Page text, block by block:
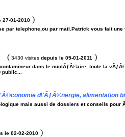
27-01-2010 )
par telephone,ou par mail.Patrick vous fait
3430 visites depuis le 05-01-2011 )
dans le nuclÃƒÂ©aire, toute la
d\'ÃƒÂ©nergie, alimentation
mais aussi de dossiers et conseils pour
le 02-02-2010 )